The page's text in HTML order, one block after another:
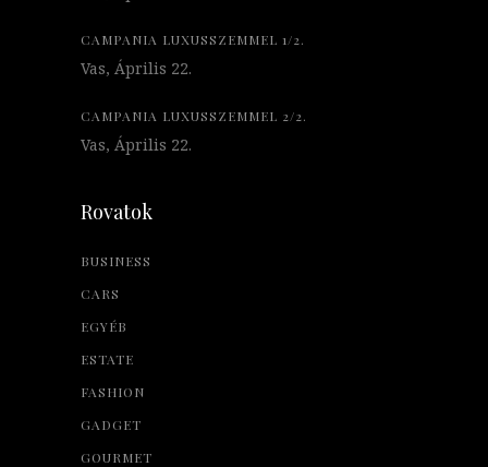
CAMPANIA LUXUSSZEMMEL 1/2.
Vas, Április 22.
CAMPANIA LUXUSSZEMMEL 2/2.
Vas, Április 22.
Rovatok
BUSINESS
CARS
EGYÉB
ESTATE
FASHION
GADGET
GOURMET